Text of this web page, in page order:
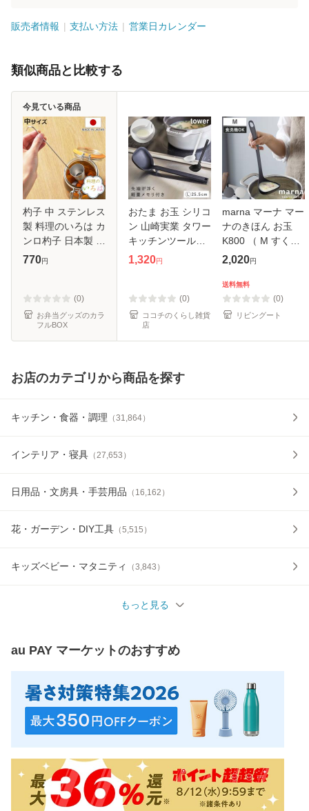
販売者情報 支払い方法 営業日カレンダー
類似商品と比較する
杓子 中 ステンレス
製 料理のいろは カ
ンロ杓子 日本製 （
レードル シロップ
カキ氷 梅酒 果実酒
瓶
770円
(0)
お弁当グッズのカラ
フルBOX
今見ている商品
おたま お玉 シリコ
ン 山崎実業 タワー
キッチンツール
tower キッチン シ
1,320円
(0)
ココチのくらし雑貨
店
marna マーナ マー
ナのきほん お玉
K800 （ M すくい
やすい 食洗機対応
ぎやすい レードル
キッチンツール 耐
熱 おしゃ
2,020円
送料無料
(0)
リビングート
お店のカテゴリから商品を探す
キッチン・食器・調理 （31,864）
インテリア・寝具 （ 27,653 ）
日用品・文房具・手芸用品 （ 16,162 ）
花・ガーデン・DIY工具 （5,515 ）
キッズベビー・マタニティ （3,843 ）
もっと見る
au PAY マーケットのおすすめ